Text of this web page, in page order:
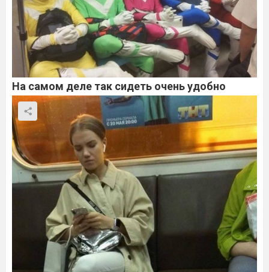
На самом деле так сидеть очень удобно